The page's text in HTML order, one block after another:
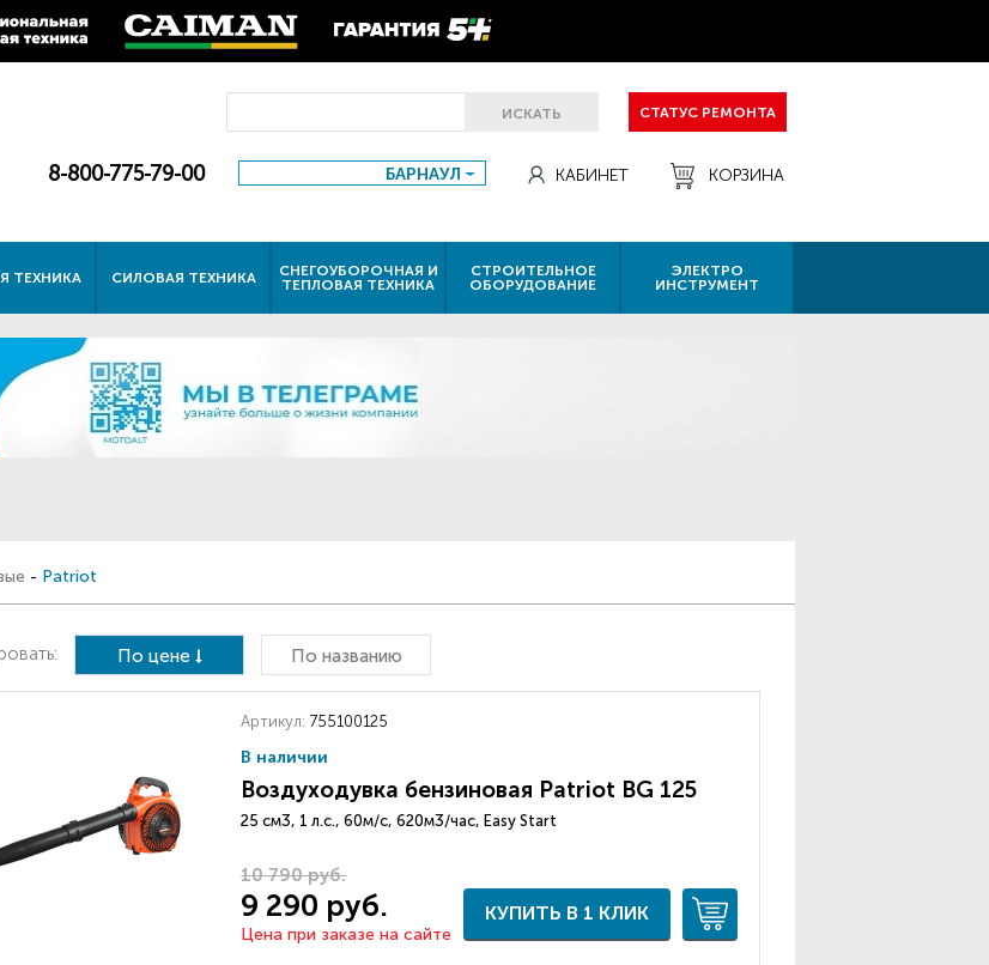
ИСКАТЬ СТАТУС РЕМОНТА
8-800-775-79-00 БАРНАУЛ КАБИНЕТ КОРЗИНА
ТЕХНИКА СИЛОВАЯ ТЕХНИКА
СНЕГОУБОРОЧНАЯ И
ТЕПЛОВАЯ ТЕХНИКА
СТРОИТЕЛЬНОЕ
ОБОРУДОВАНИЕ
ЭЛЕКТРО
ИНСТРУМЕНТ
- Patriot
По цене По названию
Артикул: 755100125
В наличии
Воздуходувка бензиновая Patriot BG 125
25 см3, 1 л.с., 60м/с, 620м3/час, Easy Start
10 790 руб.
9 290 руб.
Цена при заказе на сайте
КУПИТЬ В 1 КЛИК